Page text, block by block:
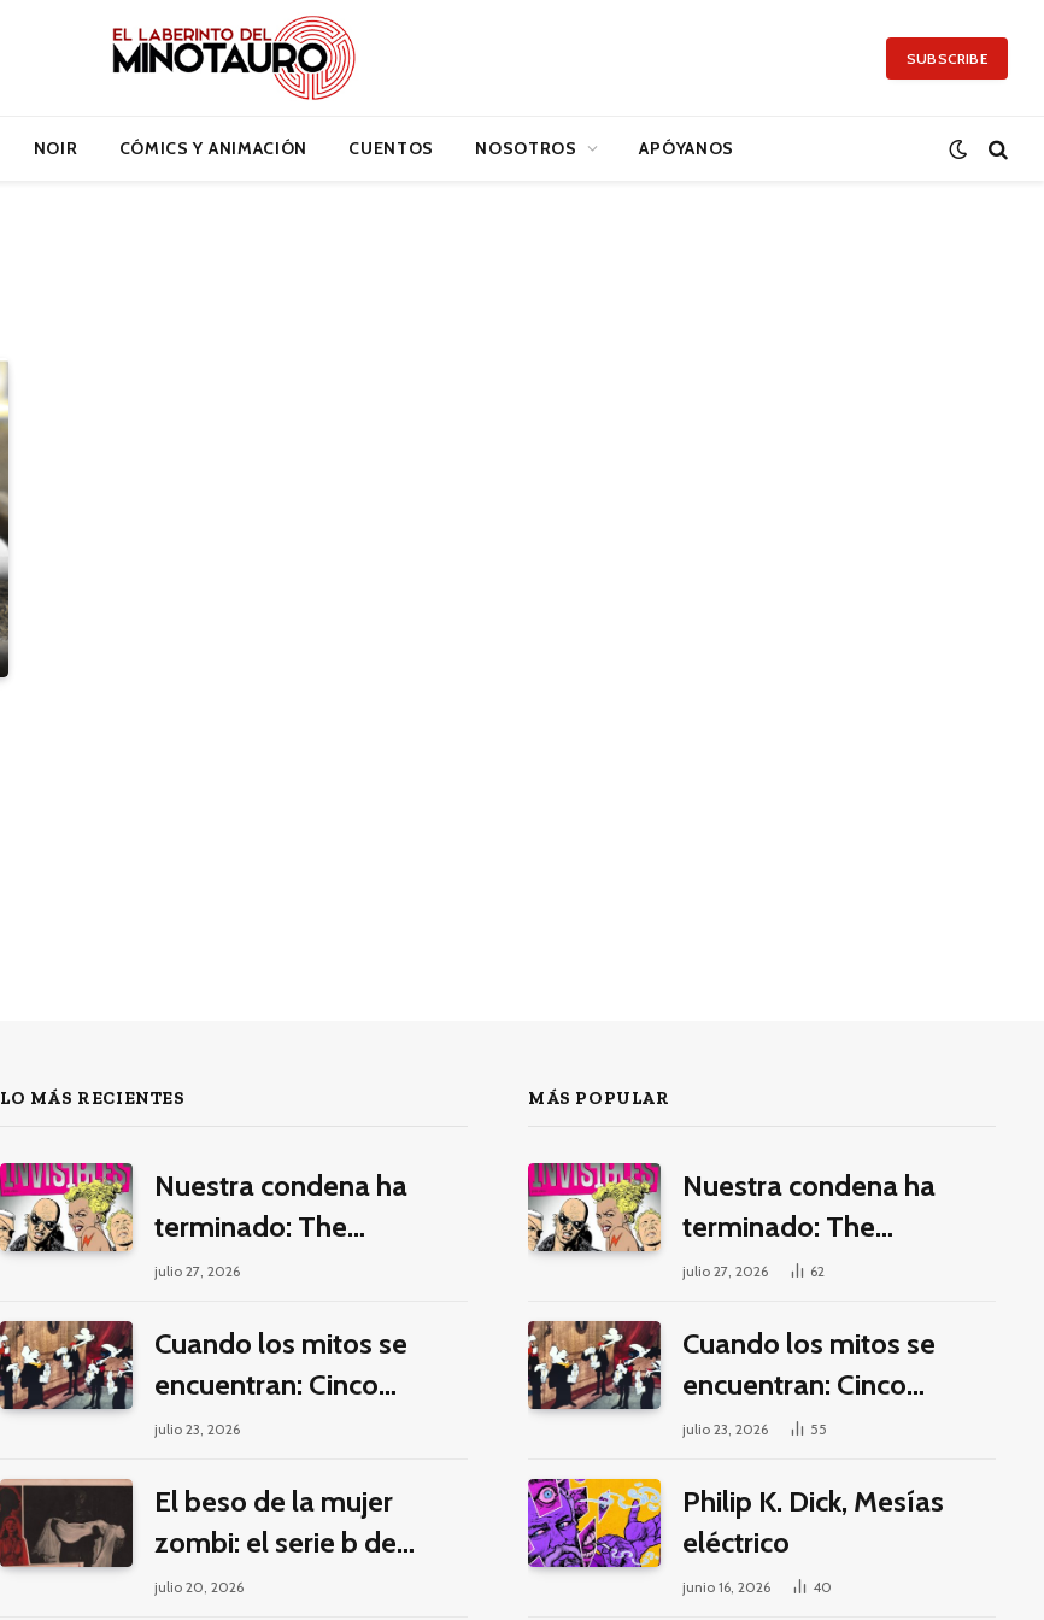
SUBSCRIBE
NOIR CÓMICS Y ANIMACIÓN CUENTOS NOSOTROS APÓYANOS
LO MÁS RECIENTES
Nuestra condena ha
terminado: The
Invisibles y la guerra por
julio 27, 2026
Cuando los mitos se
encuentran: Cinco
pilares éticos para una
julio 23, 2026
El beso de la mujer
zombi: el serie b de
Manuel Puig y Jacques
julio 20, 2026
MÁS POPULAR
Nuestra condena ha
terminado: The
Invisibles y la guerra por
julio 27, 2026 62
Cuando los mitos se
encuentran: Cinco
pilares éticos para una
julio 23, 2026 55
Philip K. Dick, Mesías
eléctrico
junio 16, 2026 40